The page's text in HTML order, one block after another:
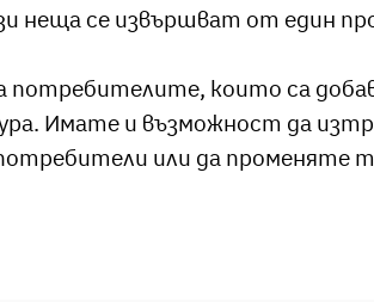
неща се извършват от един
потребителите, които са
Имате и възможност да
или да променяте